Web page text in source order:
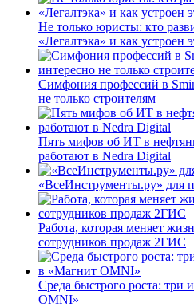
Не только юристы: кто
«Легалтэка» и как устроен
Симфония профессий в
не только строителям
Пять мифов об ИТ в
работают в Nedra Digital
«ВсеИнструменты.ру» для
Работа, которая меняет
сотрудников продаж 2ГИС
Среда быстрого роста: три
OMNI»